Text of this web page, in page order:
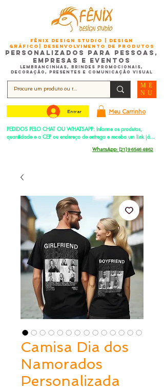
FÊNIX DESIGN STUDIO | Design
Gráfico| Desenvolvimento de Produtos
Personalizados para Pessoas,
Empresas e EventoS
Lembrancinhas, Brindes promocionais,
Decoração, Presentes e Comunicação Visual
PEDIDOS PELO CHAT OU WHATSAPP: Informe os produtos,
quantidade e o CEP ou endereço de entrega e receba um link já
ME
NU
Meu Carrinho
WhatsApp: [21] 9 6546 4862
Entrar
Camisa Dia dos
Namorados
Personalizada